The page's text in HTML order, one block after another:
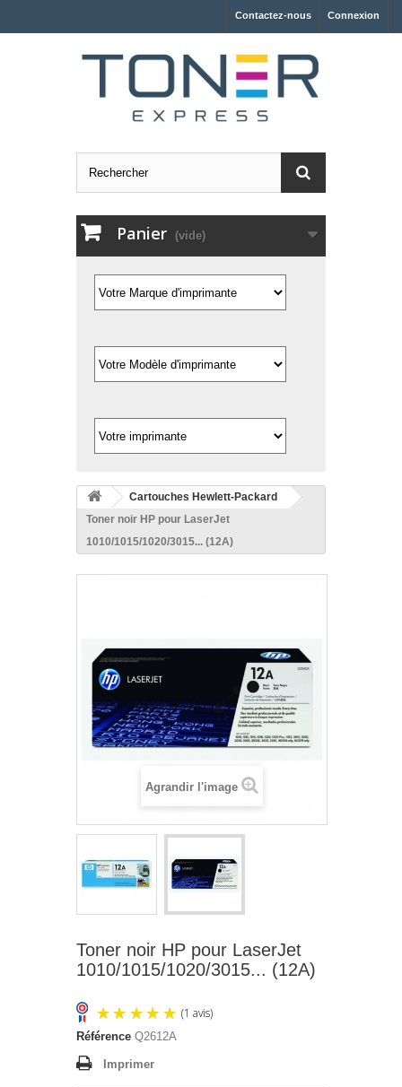
Connexion
Contactez-nous
Panier (vide)
Cartouches Hewlett-Packard
Toner noir HP pour LaserJet
1010/1015/1020/3015... (12A)
Agrandir l'image
Toner noir HP pour LaserJet
1010/1015/1020/3015... (12A)
Référence Q2612A
Imprimer